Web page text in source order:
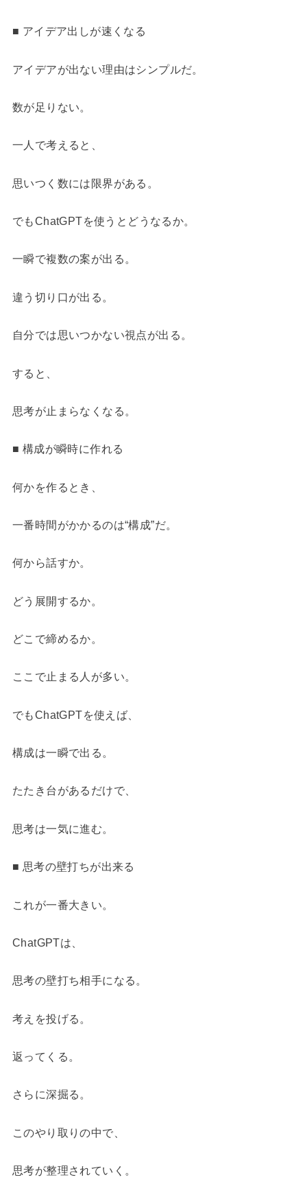
■ アイデア出しが速くなる
アイデアが出ない理由はシンプルだ。
数が足りない。
一人で考えると、
思いつく数には限界がある。
でもChatGPTを使うとどうなるか。
一瞬で複数の案が出る。
違う切り口が出る。
自分では思いつかない視点が出る。
すると、
思考が止まらなくなる。
■ 構成が瞬時に作れる
何かを作るとき、
一番時間がかかるのは“構成”だ。
何から話すか。
どう展開するか。
どこで締めるか。
ここで止まる人が多い。
でもChatGPTを使えば、
構成は一瞬で出る。
たたき台があるだけで、
思考は一気に進む。
■ 思考の壁打ちが出来る
これが一番大きい。
ChatGPTは、
思考の壁打ち相手になる。
考えを投げる。
返ってくる。
さらに深掘る。
このやり取りの中で、
思考が整理されていく。